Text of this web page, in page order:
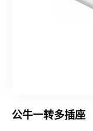
公牛一转多插座